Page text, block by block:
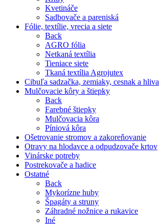
Kvetináče
Sadbovače a pareniská
Fólie, textílie, vrecia a siete
Back
AGRO fólia
Netkaná textília
Tieniace siete
Tkaná textília Agrojutex
Cibuľa sadzačka, zemiaky, cesnak a hliva
Mulčovacie kôry a štiepky
Back
Farebné štiepky
Mulčovacia kôra
Píniová kôra
Ošetrovanie stromov a zakoreňovanie
Otravy na hlodavce a odpudzovače krtov
Vinárske potreby
Postrekovače a hadice
Ostatné
Back
Mykorízne huby
Špagáty a struny
Záhradné nožnice a rukavice
Iné